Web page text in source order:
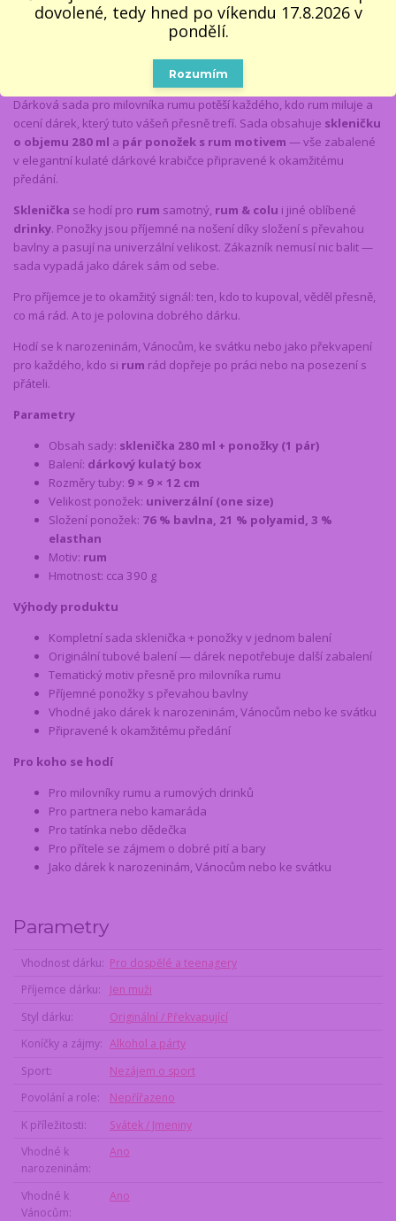
Kompletní specifikace
Dárková sada pro milovníka rumu potěší každého, kdo rum miluje a
ocení dárek, který tuto vášeň přesně trefí. Sada obsahuje skleničku
o objemu 280 ml a pár ponožek s rum motivem — vše zabalené
v elegantní kulaté dárkové krabičce připravené k okamžitému
předání.
Sklenička se hodí pro rum samotný, rum & colu i jiné oblíbené
drinky. Ponožky jsou příjemné na nošení díky složení s převahou
bavlny a pasují na univerzální velikost. Zákazník nemusí nic balit —
sada vypadá jako dárek sám od sebe.
Pro příjemce je to okamžitý signál: ten, kdo to kupoval, věděl přesně,
co má rád. A to je polovina dobrého dárku.
Hodí se k narozeninám, Vánocům, ke svátku nebo jako překvapení
pro každého, kdo si rum rád dopřeje po práci nebo na posezení s
přáteli.
Parametry
Obsah sady: sklenička 280 ml + ponožky (1 pár)
Balení: dárkový kulatý box
Rozměry tuby: 9 × 9 × 12 cm
Velikost ponožek: univerzální (one size)
Složení ponožek: 76 % bavlna, 21 % polyamid, 3 %
elasthan
Motiv: rum
Hmotnost: cca 390 g
Výhody produktu
Kompletní sada sklenička + ponožky v jednom balení
Originální tubové balení — dárek nepotřebuje další zabalení
Tematický motiv přesně pro milovníka rumu
Příjemné ponožky s převahou bavlny
Vhodné jako dárek k narozeninám, Vánocům nebo ke svátku
Připravené k okamžitému předání
Pro koho se hodí
Pro milovníky rumu a rumových drinků
Pro partnera nebo kamaráda
Pro tatínka nebo dědečka
Pro přítele se zájmem o dobré pití a bary
Jako dárek k narozeninám, Vánocům nebo ke svátku
Parametry
Vhodnost dárku
Pro dospělé a teenagery
Příjemce dárku
Jen muži
Styl dárku
Originální / Překvapující
Koníčky a zájmy
Alkohol a párty
Sport
Nezájem o sport
Povolání a role
Nepřířazeno
K příležitosti
Svátek / Jmeniny
Vhodné k
narozeninám
Ano
Vhodné k
Vánocům
Ano
dovolené, tedy hned po víkendu 17.8.2026 v
pondělí.
Rozumím